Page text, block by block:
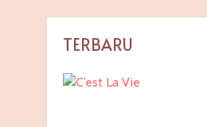
TERBARU